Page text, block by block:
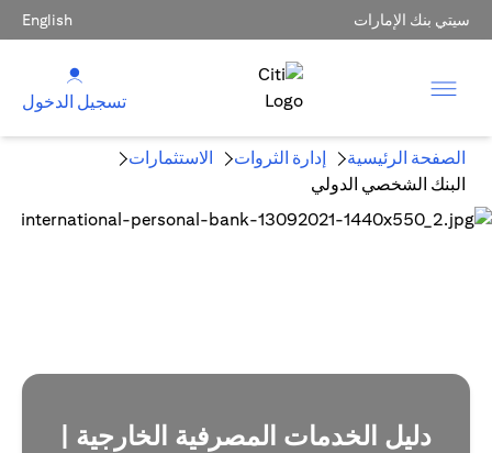
سيتي بنك الإمارات English
تسجيل الدخول
الصفحة الرئيسية إدارة الثروات
الاستثمارات
البنك الشخصي الدولي
دليل الخدمات المصرفية الخارجية |